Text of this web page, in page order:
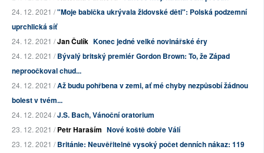
24. 12. 2021 /"Moje babička ukrývala židovské děti": Polská podzemní
uprchlická síť
24. 12. 2021 /Jan Čulík Konec jedné velké novinářské éry
24. 12. 2021 /Bývalý britský premiér Gordon Brown: To, že Západ
neproočkoval chud...
24. 12. 2021 /Až budu pohřbena v zemi, ať mé chyby nezpůsobí žádnou
bolest v tvém...
24. 12. 2024 /J.S. Bach, Vánoční oratorium
23. 12. 2021 /Petr Haraším Nové koště dobře Válí
23. 12. 2021 /Británie: Neuvěřitelně vysoký počet denních nákaz: 119